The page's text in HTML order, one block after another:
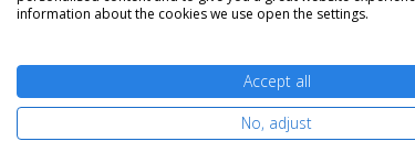
information about the cookies we use open the settings.
Accept all
No, adjust